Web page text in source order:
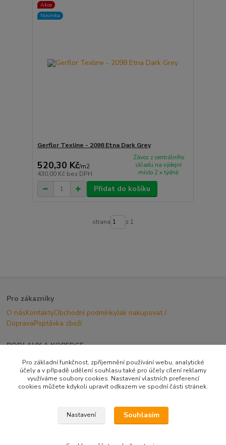
Akce
Novinka
Gerflor Texline - 2098 Etna Dark Grey
520,30 Kč/m2
430,00 Kč bez DPH
Závoz z centrálního
skladu na výdejní
místo 2 x týdně
Přidat do košíku
strana z 1
Pro zákazníky
O násKontaktyObchodní podmínkyJak nakupovat /
DopravaPoptávka zboží
PODLAHY A KOBERCE
Hledáte kvalitní podlahy a koberce?
Neváhajte nás kontaktovat, jsme Vám plně k dispozici:
Po-Pá: 08-17 hod
Upravit sběr cookies.
Pro základní funkčnost, zpříjemnění používání webu, analytické
účely a v případě udělení souhlasu také pro účely cílení reklamy
využíváme soubory cookies. Nastavení vlastních preferencí
cookies můžete kdykoli upravit odkazem ve spodní části stránek.
Nastavení Souhlasím